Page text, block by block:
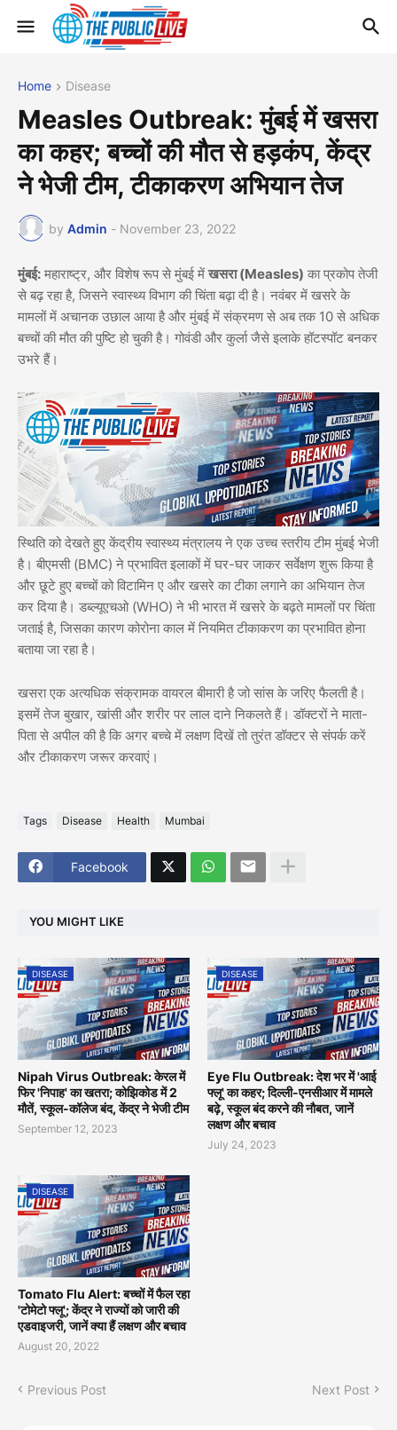
Home Disease
Measles Outbreak: मुंबई में खसरा
का कहर; बच्चों की मौत से हड़कंप, केंद्र
ने भेजी टीम, टीकाकरण अभियान तेज
by Admin - November 23, 2022
मुंबई: महाराष्ट्र, और विशेष रूप से मुंबई में खसरा (Measles) का प्रकोप तेजी
से बढ़ रहा है, जिसने स्वास्थ्य विभाग की चिंता बढ़ा दी है। नवंबर में खसरे के
मामलों में अचानक उछाल आया है और मुंबई में संक्रमण से अब तक 10 से अधिक
बच्चों की मौत की पुष्टि हो चुकी है। गोवंडी और कुर्ला जैसे इलाके हॉटस्पॉट बनकर
उभरे हैं।
स्थिति को देखते हुए केंद्रीय स्वास्थ्य मंत्रालय ने एक उच्च स्तरीय टीम मुंबई भेजी
है। बीएमसी (BMC) ने प्रभावित इलाकों में घर-घर जाकर सर्वेक्षण शुरू किया है
और छूटे हुए बच्चों को विटामिन ए और खसरे का टीका लगाने का अभियान तेज
कर दिया है। डब्ल्यूएचओ (WHO) ने भी भारत में खसरे के बढ़ते मामलों पर चिंता
जताई है, जिसका कारण कोरोना काल में नियमित टीकाकरण का प्रभावित होना
बताया जा रहा है।
खसरा एक अत्यधिक संक्रामक वायरल बीमारी है जो सांस के जरिए फैलती है।
इसमें तेज बुखार, खांसी और शरीर पर लाल दाने निकलते हैं। डॉक्टरों ने माता-
पिता से अपील की है कि अगर बच्चे में लक्षण दिखें तो तुरंत डॉक्टर से संपर्क करें
और टीकाकरण जरूर करवाएं।
Tags Disease Health Mumbai
Facebook
YOU MIGHT LIKE
DISEASE
Nipah Virus Outbreak: केरल में
फिर 'निपाह' का खतरा; कोझिकोड में 2
मौतें, स्कूल-कॉलेज बंद, केंद्र ने भेजी टीम
September 12, 2023
DISEASE
Eye Flu Outbreak: देश भर में 'आई
फ्लू' का कहर; दिल्ली-एनसीआर में मामले
बढ़े, स्कूल बंद करने की नौबत, जानें
लक्षण और बचाव
July 24, 2023
DISEASE
Tomato Flu Alert: बच्चों में फैल रहा
'टोमेटो फ्लू'; केंद्र ने राज्यों को जारी की
एडवाइजरी, जानें क्या हैं लक्षण और बचाव
August 20, 2022
Previous Post Next Post